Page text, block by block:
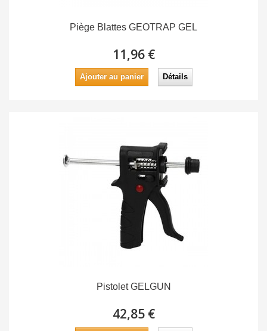
Piège Blattes GEOTRAP GEL
11,96 €
Ajouter au panier Détails
Pistolet GELGUN
42,85 €